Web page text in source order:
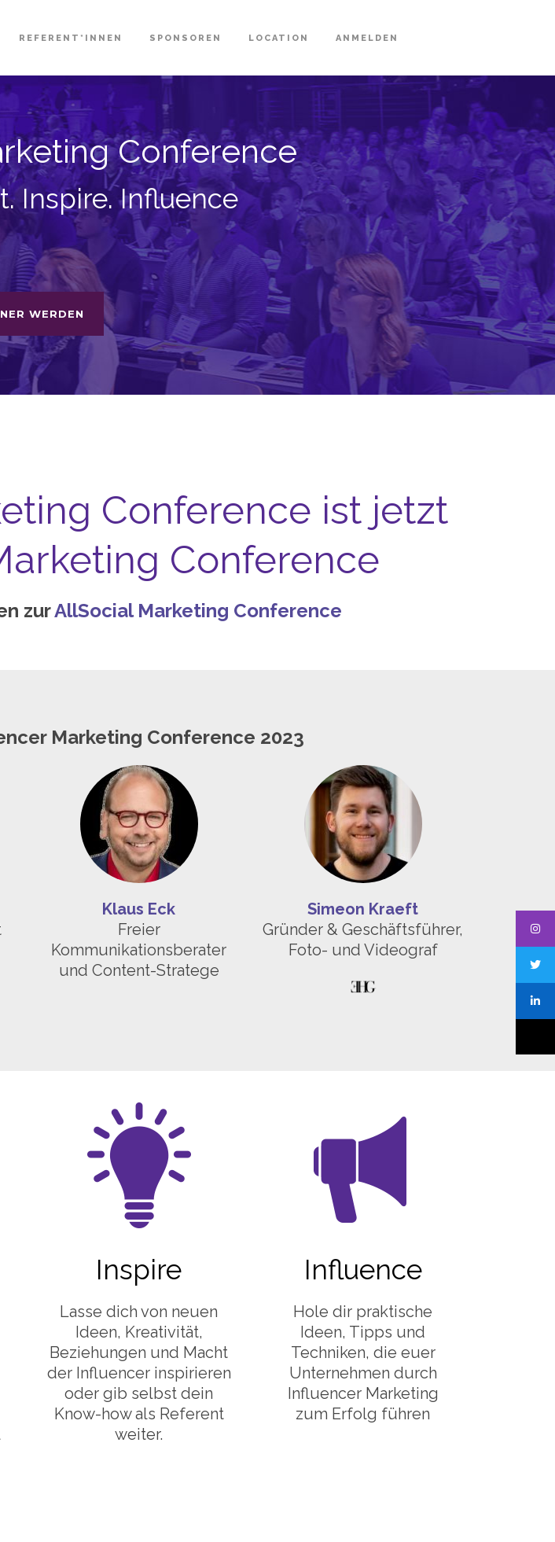
REFERENT*INNEN SPONSOREN LOCATION ANMELDEN
Conference
Inspire. Influence
WERDEN
Conference ist jetzt
Conference
zurAllSocial Marketing Conference
Marketing Conference 2023
Klaus Eck
Freier
Kommunikationsberater
und Content-Stratege
Simeon Kraeft
Gründer & Geschäftsführer,
Foto- und Videograf
Inspire
Lasse dich von neuen
Ideen, Kreativität,
Beziehungen und Macht
der Influencer inspirieren
oder gib selbst dein
Know-how als Referent
weiter.
Influence
Hole dir praktische
Ideen, Tipps und
Techniken, die euer
Unternehmen durch
Influencer Marketing
zum Erfolg führen